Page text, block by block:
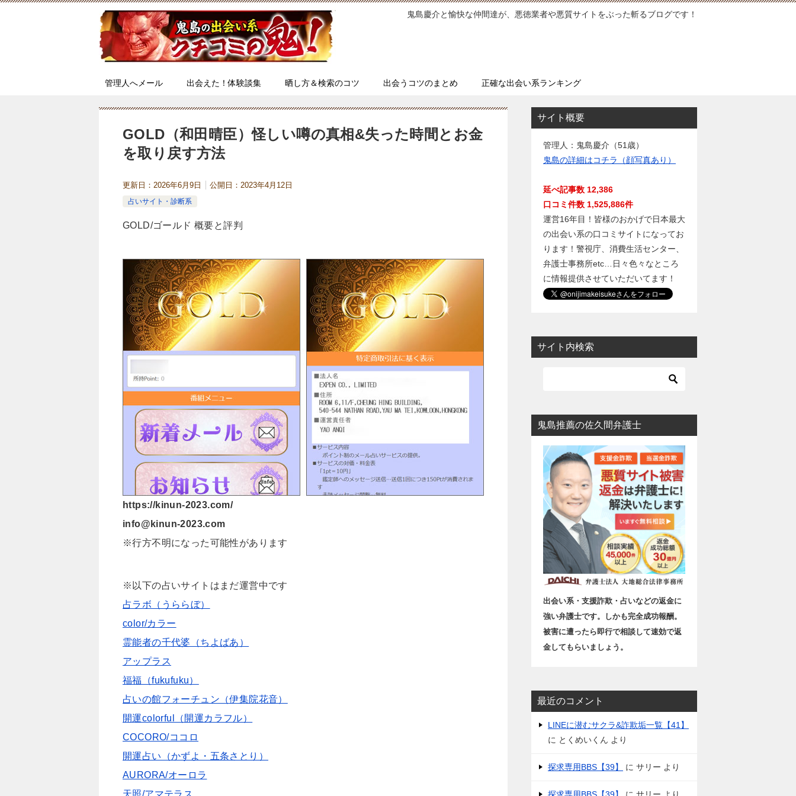
鬼島慶介と愉快な仲間達が、悪徳業者や悪質サイトをぶった斬るブログです！
管理人へメール 出会えた！体験談集 晒し方＆検索のコツ 出会うコツのまとめ 正確な出会い系ランキング
GOLD（和田晴臣）怪しい噂の真相&失った時間とお金
を取り戻す方法
更新日： 2026年6月9日 公開日： 2023年4月12日
占いサイト・診断系
GOLD/ゴールド 概要と評判
https://kinun-2023.com/
info@kinun-2023.com
※行方不明になった可能性があります
※以下の占いサイトはまだ運営中です
占ラボ（うららぼ）
color/カラー
霊能者の千代婆（ちよばあ）
アップラス
福福（fukufuku）
占いの館フォーチュン（伊集院花音）
開運colorful（開運カラフル）
COCORO/ココロ
開運占い（かずよ・五条さとり）
AURORA/オーロラ
天照/アマテラス
サイト概要
管理人：鬼島慶介（51歳）
鬼島の詳細はコチラ（顔写真あり）
延べ記事数 12,386
口コミ件数 1,525,886件
運営16年目！皆様のおかげで日本最大
の出会い系の口コミサイトになってお
ります！警視庁、消費生活センター、
弁護士事務所etc…日々色々なところ
に情報提供させていただいてます！
サイト内検索
鬼島推薦の佐久間弁護士
出会い系・支援詐欺・占いなどの返金に
強い弁護士です。しかも完全成功報酬。
被害に遭ったら即行で相談して速効で返
金してもらいましょう。
最近のコメント
LINEに潜むサクラ&詐欺垢一覧【41】
に とくめいくん より
探求専用BBS【39】 に サリー より